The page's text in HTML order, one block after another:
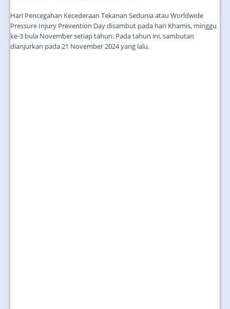
Hari Pencegahan Kecederaan Tekanan Sedunia atau Worldwide
Pressure Injury Prevention Day disambut pada hari Khamis, minggu
ke-3 bula November setiap tahun. Pada tahun ini, sambutan
dianjurkan pada 21 November 2024 yang lalu.